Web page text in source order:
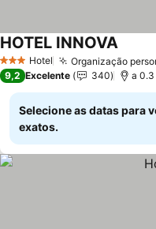
3 EstrelasHotel Organização
HOTEL INNOVAVer
9,2 Excelente 340 a 0.3
Selecione as datas para
exatos.